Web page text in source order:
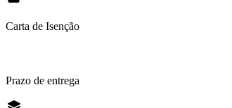
Carta de Isenção
Prazo de entrega